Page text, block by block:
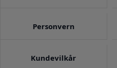
Personvern
Kundevilkår